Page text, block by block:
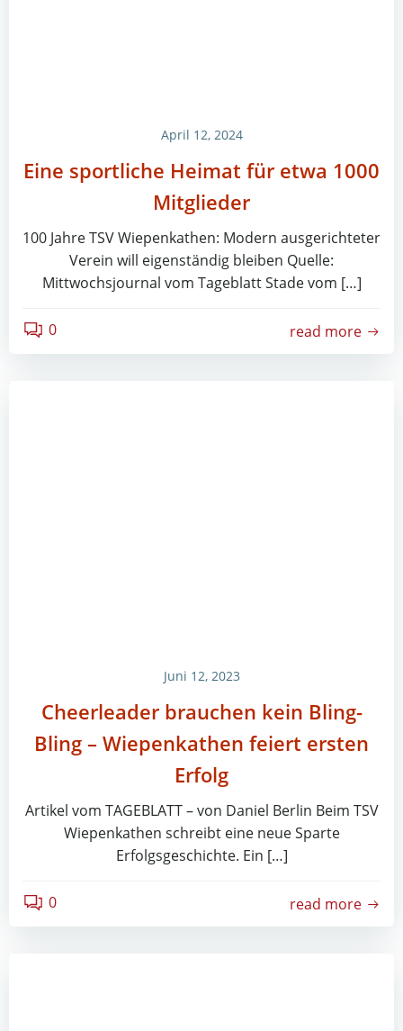
April 12, 2024
Eine sportliche Heimat für etwa 1000
Mitglieder
100 Jahre TSV Wiepenkathen: Modern ausgerichteter
Verein will eigenständig bleiben Quelle:
Mittwochsjournal vom Tageblatt Stade vom […]
0 read more
Juni 12, 2023
Cheerleader brauchen kein Bling-
Bling – Wiepenkathen feiert ersten
Erfolg
Artikel vom TAGEBLATT – von Daniel Berlin Beim TSV
Wiepenkathen schreibt eine neue Sparte
Erfolgsgeschichte. Ein […]
0 read more